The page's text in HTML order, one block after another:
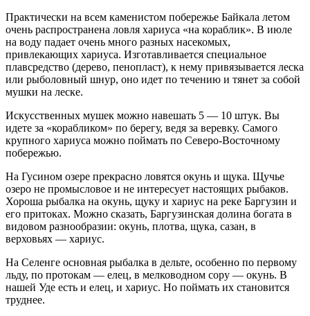
Практически на всем каменистом побережье Байкала летом
очень распространена ловля хариуса «на кораблик». В июле
на воду падает очень много разных насекомых,
привлекающих хариуса. Изготавливается специальное
плавсредство (дерево, пенопласт), к нему привязывается леска
или рыболовный шнур, оно идет по течению и тянет за собой
мушки на леске.
Искусственных мушек можно навешать 5 — 10 штук. Вы
идете за «корабликом» по берегу, ведя за веревку. Самого
крупного хариуса можно поймать по Северо-Восточному
побережью.
На Гусином озере прекрасно ловятся окунь и щука. Щучье
озеро не промысловое и не интересует настоящих рыбаков.
Хороша рыбалка на окунь, щуку и хариус на реке Баргузин и
его притоках. Можно сказать, Баргузинская долина богата в
видовом разнообразии: окунь, плотва, щука, сазан, в
верховьях — хариус.
На Селенге основная рыбалка в дельте, особенно по первому
льду, по протокам — елец, в мелководном сору — окунь. В
нашей Уде есть и елец, и хариус. Но поймать их становится
труднее.